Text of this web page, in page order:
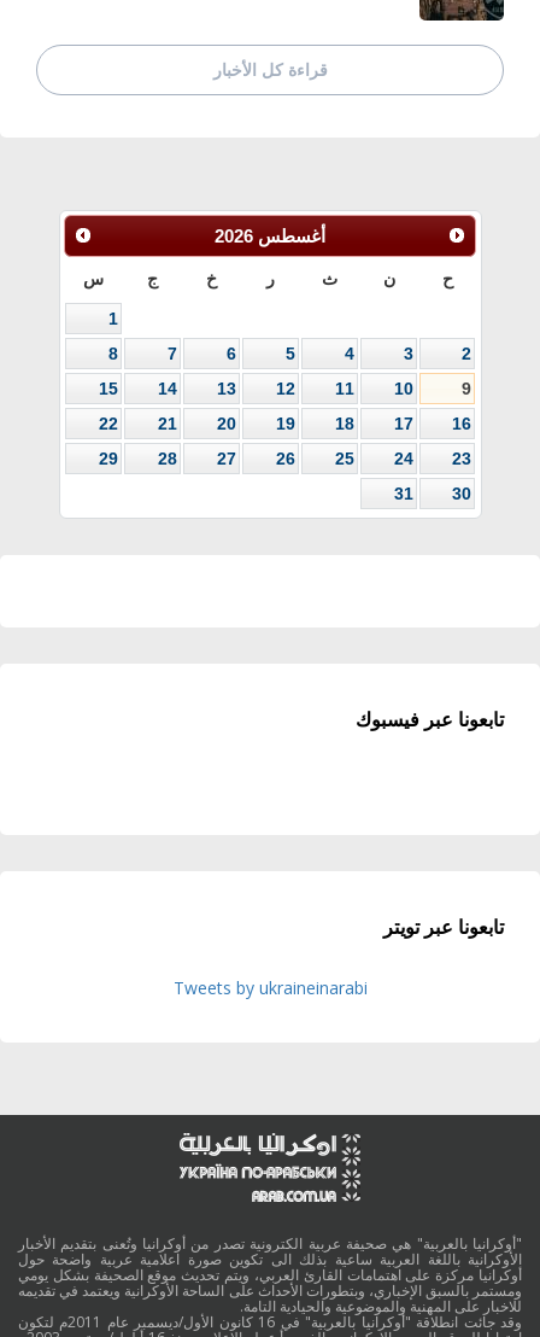
قراءة كل الأخبار
أغسطس 2026
ح ن ث ر خ ج س
1
2
3
4
5
6
7
8
9
10
11
12
13
14
15
16
17
18
19
20
21
22
23
24
25
26
27
28
29
30
31
تابعونا عبر فيسبوك
تابعونا عبر تويتر
Tweets by ukraineinarabi
"أوكرانيا بالعربية" هي صحيفة عربية الكترونية تصدر من أوكرانيا وتُعنى بتقديم الأخبار
الأوكرانية باللغة العربية ساعية بذلك الى تكوين صورة اعلامية عربية واضحة حول
أوكرانيا مركزة على اهتمامات القارئ العربي، ويتم تحديث موقع الصحيفة بشكل يومي
ومستمر بالسبق الإخباري، وبتطورات الأحداث على الساحة الأوكرانية ويعتمد في تقديمه
للاخبار على المهنية والموضوعية والحيادية التامة.
وقد جائت انطلاقة "أوكرانيا بالعربية" في 16 كانون الأول/ديسمبر عام 2011م لتكون